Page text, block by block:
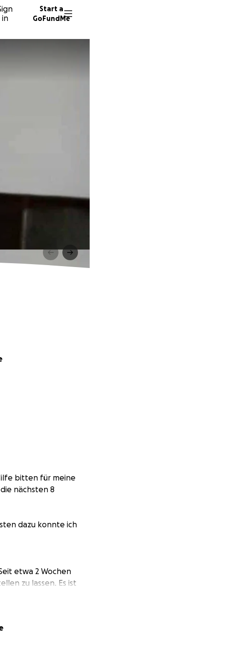
in
Start a
GoFundMe
bitten für meine
nächsten 8
dazu konnte ich
etwa 2 Wochen
zu lassen. Es ist
fast nicht mehr.